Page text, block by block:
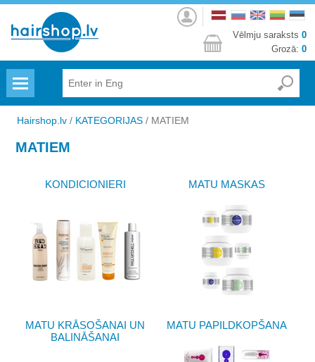
Autorizēties
Vēlmju saraksts 0
Grozā: 0
Hairshop.lv / KATEGORIJAS / MATIEM
MATIEM
KONDICIONIERI MATU MASKAS
MATU KRĀSOŠANAI UN
BALINĀŠANAI
MATU PAPILDKOPŠANA